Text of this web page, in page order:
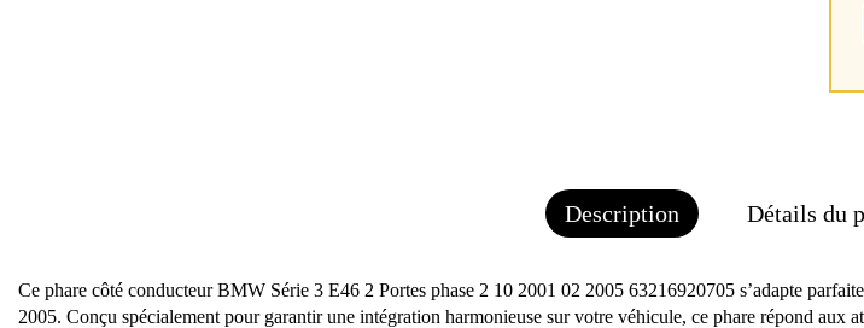
Description Détails du
Ce phare côté conducteur BMW Série 3 E46 2 Portes phase 2 10 2001 02 2005 63216920705 s’adapte
2005. Conçu spécialement pour garantir une intégration harmonieuse sur votre véhicule, ce phare répond